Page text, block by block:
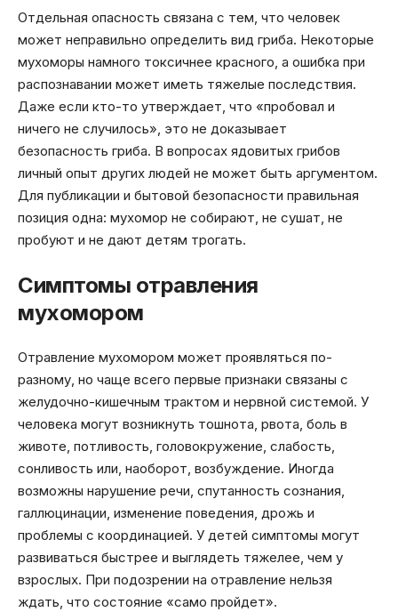
Отдельная опасность связана с тем, что человек
может неправильно определить вид гриба. Некоторые
мухоморы намного токсичнее красного, а ошибка при
распознавании может иметь тяжелые последствия.
Даже если кто-то утверждает, что «пробовал и
ничего не случилось», это не доказывает
безопасность гриба. В вопросах ядовитых грибов
личный опыт других людей не может быть аргументом.
Для публикации и бытовой безопасности правильная
позиция одна: мухомор не собирают, не сушат, не
пробуют и не дают детям трогать.
Симптомы отравления
мухомором
Отравление мухомором может проявляться по-
разному, но чаще всего первые признаки связаны с
желудочно-кишечным трактом и нервной системой. У
человека могут возникнуть тошнота, рвота, боль в
животе, потливость, головокружение, слабость,
сонливость или, наоборот, возбуждение. Иногда
возможны нарушение речи, спутанность сознания,
галлюцинации, изменение поведения, дрожь и
проблемы с координацией. У детей симптомы могут
развиваться быстрее и выглядеть тяжелее, чем у
взрослых. При подозрении на отравление нельзя
ждать, что состояние «само пройдет».